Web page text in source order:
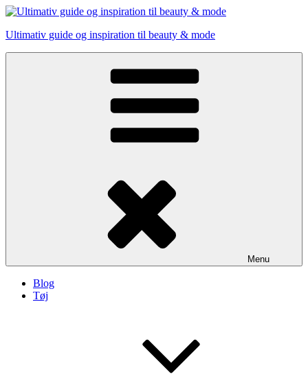
Skip
content
Ultimativ guide og inspiration til beauty & mode
Menu
Blog
Tøj